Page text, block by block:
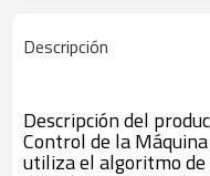
Descripción
Descripción del
Control de la
utiliza el algoritmo